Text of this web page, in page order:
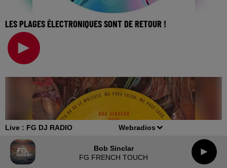
Live : FG DJ RADIO Webradios
Bob Sinclar
FG FRENCH TOUCH
LES PLAGES ÉLECTRONIQUES SONT DE RETOUR !
🎧 Ecoutez Radio FG sur http://www.radiofg.com 📱 et sur
l’Application FG (IOS https://urlz.fr/hhZx